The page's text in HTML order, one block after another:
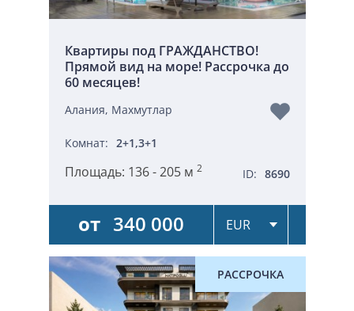
Квартиры под ГРАЖДАНСТВО!
Прямой вид на море! Рассрочка до
60 месяцев!
Алания, Махмутлар
Комнат: 2+1,3+1
Площадь: 136 - 205 м 2 ID: 8690
от 340 000
РАССРОЧКА